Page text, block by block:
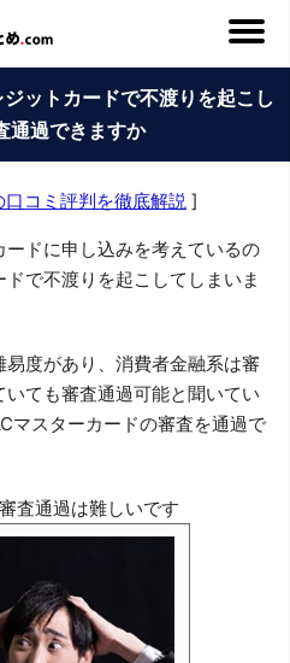
ットカードで不渡りを起こし
通過できますか
コミ評判を徹底解説 ]
ドに申し込みを考えているの
で不渡りを起こしてしまいま
度があり、消費者金融系は審
ても審査通過可能と聞いてい
マスターカードの審査を通過で
査通過は難しいです